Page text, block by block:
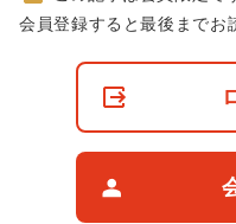
非
会員登録すると最後までお